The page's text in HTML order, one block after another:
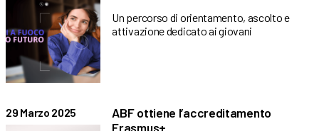
Un percorso di orientamento, ascolto e
attivazione dedicato ai giovani
29 Marzo 2025
ABF ottiene l’accreditamento
Erasmus+